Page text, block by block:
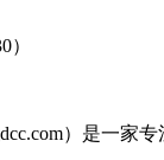
）
）是一家